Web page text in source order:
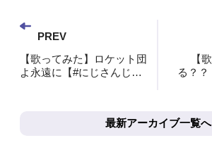
PREV
【歌ってみた】ロケット団
よ永遠に【#にじさんじロ
【
る？
最新アーカイブ一覧へ